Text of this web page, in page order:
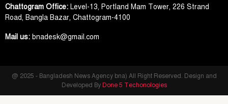
Chattogram Office: Level-13, Portland Mam Tower, 226 Strand
Road, Bangla Bazar, Chattogram-4100
Mail us: bnadesk@gmail.com
@ 2025 - Bangladesh News Agency bna) All Right Reserved. Design and
Developed By Done 5 Techonologies